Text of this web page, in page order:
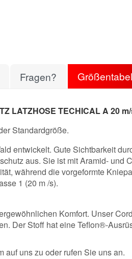
Fragen?
LATZHOSE TECHICAL A 20
Standardgröße.
entwickelt. Gute Sichtbarkeit
aus. Sie ist mit Aramid-
während die vorgeformte
1 (20 m /s).
Komfort. Unser
Der Stoff hat eine Teflon®-
auf uns zu oder rufen Sie uns an.